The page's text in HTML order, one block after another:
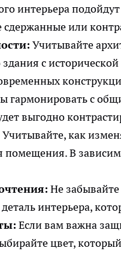
интерьера
или
Учитывайте
с
гармонировать с
выгодно
Учитывайте, как
помещения. В
Не
интерьера,
Если вам важна
цвет,